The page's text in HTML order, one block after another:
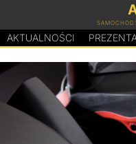
AKTUALNOŚCI